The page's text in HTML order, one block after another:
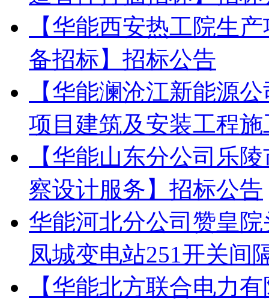
【华能西安热工院生
备招标】招标公告
【华能澜沧江新能源
项目建筑及安装工程
【华能山东分公司乐
察设计服务】招标公告
华能河北分公司赞皇
凤城变电站251开关间
【华能北方联合电力